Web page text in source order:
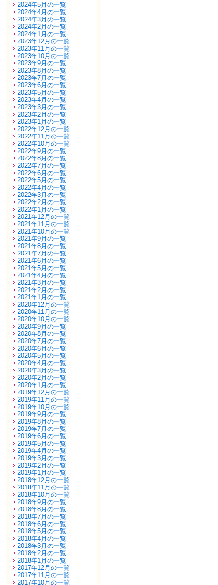
2024年5月の一覧
2024年4月の一覧
2024年3月の一覧
2024年2月の一覧
2024年1月の一覧
2023年12月の一覧
2023年11月の一覧
2023年10月の一覧
2023年9月の一覧
2023年8月の一覧
2023年7月の一覧
2023年6月の一覧
2023年5月の一覧
2023年4月の一覧
2023年3月の一覧
2023年2月の一覧
2023年1月の一覧
2022年12月の一覧
2022年11月の一覧
2022年10月の一覧
2022年9月の一覧
2022年8月の一覧
2022年7月の一覧
2022年6月の一覧
2022年5月の一覧
2022年4月の一覧
2022年3月の一覧
2022年2月の一覧
2022年1月の一覧
2021年12月の一覧
2021年11月の一覧
2021年10月の一覧
2021年9月の一覧
2021年8月の一覧
2021年7月の一覧
2021年6月の一覧
2021年5月の一覧
2021年4月の一覧
2021年3月の一覧
2021年2月の一覧
2021年1月の一覧
2020年12月の一覧
2020年11月の一覧
2020年10月の一覧
2020年9月の一覧
2020年8月の一覧
2020年7月の一覧
2020年6月の一覧
2020年5月の一覧
2020年4月の一覧
2020年3月の一覧
2020年2月の一覧
2020年1月の一覧
2019年12月の一覧
2019年11月の一覧
2019年10月の一覧
2019年9月の一覧
2019年8月の一覧
2019年7月の一覧
2019年6月の一覧
2019年5月の一覧
2019年4月の一覧
2019年3月の一覧
2019年2月の一覧
2019年1月の一覧
2018年12月の一覧
2018年11月の一覧
2018年10月の一覧
2018年9月の一覧
2018年8月の一覧
2018年7月の一覧
2018年6月の一覧
2018年5月の一覧
2018年4月の一覧
2018年3月の一覧
2018年2月の一覧
2018年1月の一覧
2017年12月の一覧
2017年11月の一覧
2017年10月の一覧